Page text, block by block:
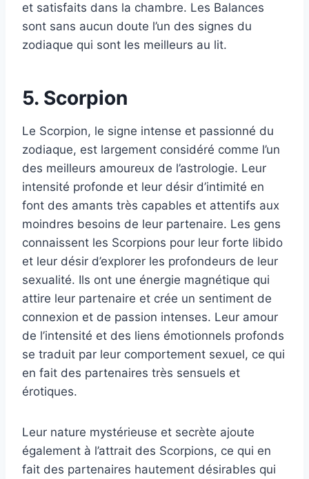
et satisfaits dans la chambre. Les Balances
sont sans aucun doute l’un des signes du
zodiaque qui sont les meilleurs au lit.
5. Scorpion
Le Scorpion, le signe intense et passionné du
zodiaque, est largement considéré comme l’un
des meilleurs amoureux de l’astrologie. Leur
intensité profonde et leur désir d’intimité en
font des amants très capables et attentifs aux
moindres besoins de leur partenaire. Les gens
connaissent les Scorpions pour leur forte libido
et leur désir d’explorer les profondeurs de leur
sexualité. Ils ont une énergie magnétique qui
attire leur partenaire et crée un sentiment de
connexion et de passion intenses. Leur amour
de l’intensité et des liens émotionnels profonds
se traduit par leur comportement sexuel, ce qui
en fait des partenaires très sensuels et
érotiques.
Leur nature mystérieuse et secrète ajoute
également à l’attrait des Scorpions, ce qui en
fait des partenaires hautement désirables qui